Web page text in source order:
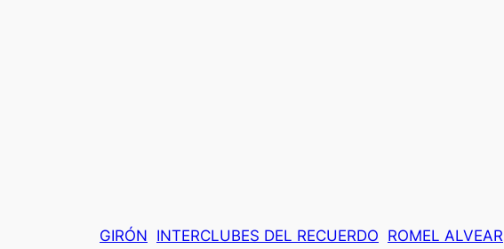
GIRÓN INTERCLUBES DEL RECUERDO ROMEL ALVEAR